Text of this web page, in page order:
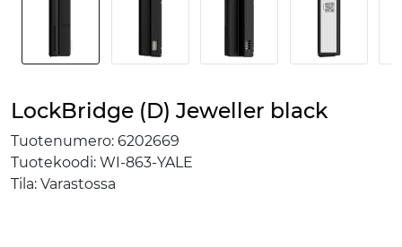
LockBridge (D) Jeweller black
Tuotenumero: 6202669
Tuotekoodi: WI-863-YALE
Tila: Varastossa